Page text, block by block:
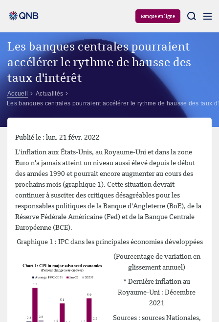
Banque en ligne
Les banques centrales pourraient
accélérer le rythme de hausse des
taux d'intérêt
Accueil
Actualités
Les banques centrales pourraient accélérer le rythme de hausse des taux
Publié le : lun. 21 févr. 2022
L'inflation aux États-Unis, au Royaume-Uni et dans la zone
Euro n'a jamais atteint un niveau aussi élevé depuis le début
des années 1990 et pourrait encore augmenter au cours des
prochains mois (graphique 1). Cette situation devrait
continuer à susciter des critiques désagréables pour les
responsables politiques de la Banque d'Angleterre (BoE), de la
Réserve Fédérale Américaine (Fed) et de la Banque Centrale
Européenne (BCE).
Graphique 1 : IPC dans les principales économies développées
(Pourcentage de variation en
glissement annuel)
* Dernière inflation au
Royaume-Uni : Décembre
2021
Sources : sources Nationales,